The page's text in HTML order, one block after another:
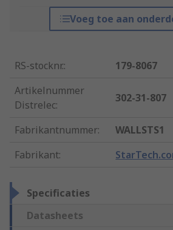
Voeg toe aan
RS-stocknr.:
179-8067
Artikelnummer
Distrelec:
302-31-807
Fabrikantnummer:
WALLSTS1
Fabrikant:
Specificaties
Datasheets